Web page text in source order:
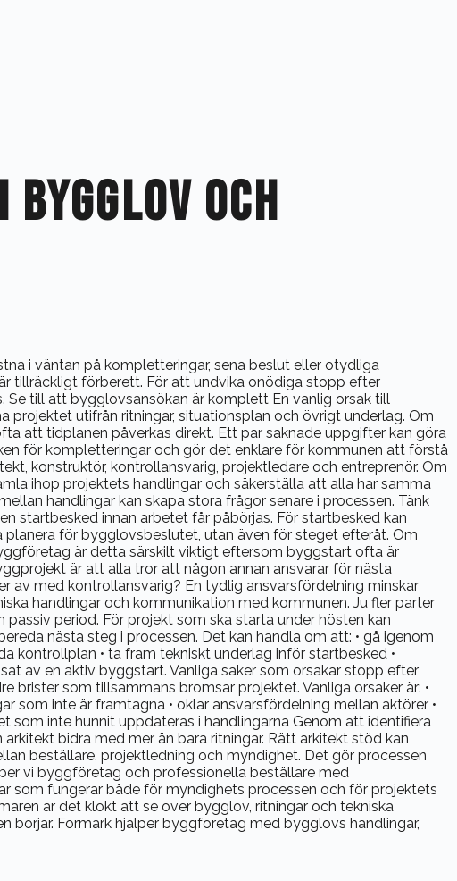
OCH
i väntan på kompletteringar, sena beslut eller otydliga
tillräckligt förberett. För att undvika onödiga stopp efter
Se till att bygglovsansökan är komplett En vanlig orsak till
utifrån ritningar, situationsplan och övrigt underlag. Om
att tidplanen påverkas direkt. Ett par saknade uppgifter kan göra
för kompletteringar och gör det enklare för kommunen att förstå
konstruktör, kontrollansvarig, projektledare och entreprenör. Om
ihop projektets handlingar och säkerställa att alla har samma
handlingar kan skapa stora frågor senare i processen. Tänk
startbesked innan arbetet får påbörjas. För startbesked kan
för bygglovsbeslutet, utan även för steget efteråt. Om
är detta särskilt viktigt eftersom byggstart ofta är
är att alla tror att någon annan ansvarar för nästa
av med kontrollansvarig? En tydlig ansvarsfördelning minskar
handlingar och kommunikation med kommunen. Ju fler parter
period. För projekt som ska starta under hösten kan
nästa steg i processen. Det kan handla om att: • gå igenom
kontrollplan • ta fram tekniskt underlag inför startbesked •
av en aktiv byggstart. Vanliga saker som orsakar stopp efter
som tillsammans bromsar projektet. Vanliga orsaker är: •
som inte är framtagna • oklar ansvarsfördelning mellan aktörer •
som inte hunnit uppdateras i handlingarna Genom att identifiera
bidra med mer än bara ritningar. Rätt arkitekt stöd kan
beställare, projektledning och myndighet. Det gör processen
vi byggföretag och professionella beställare med
som fungerar både för myndighets processen och för projektets
är det klokt att se över bygglov, ritningar och tekniska
börjar. Formark hjälper byggföretag med bygglovs handlingar,